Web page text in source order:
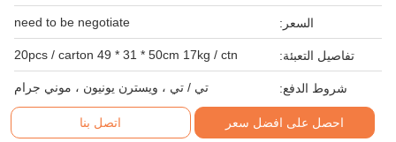
السعر: need to be negotiate
تفاصيل التعبئة: 20pcs / carton 49 * 31 * 50cm 17kg / ctn
شروط الدفع: تي / تي ، ويسترن يونيون ، موني جرام
احصل على افضل سعر اتصل بنا